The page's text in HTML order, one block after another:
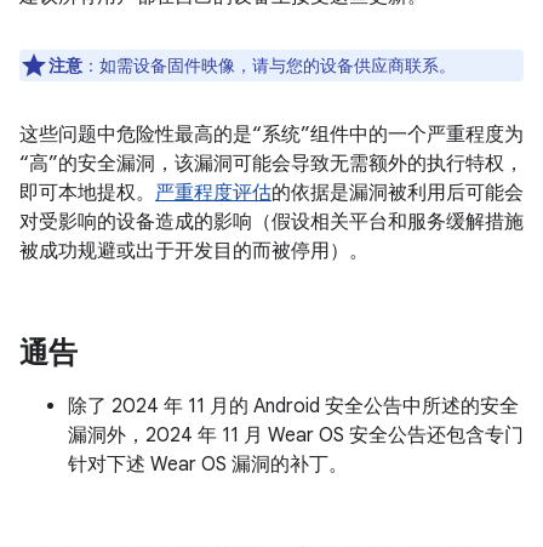
注意 ：如需设备固件映像，请与您的设备供应商联系。
这些问题中危险性最高的是“系统”组件中的一个严重程度为
“高”的安全漏洞，该漏洞可能会导致无需额外的执行特权，
即可本地提权。 严重程度评估的依据是漏洞被利用后可能会
对受影响的设备造成的影响（假设相关平台和服务缓解措施
被成功规避或出于开发目的而被停用）。
通告
除了 2024 年 11 月的 Android 安全公告中所述的安全
漏洞外，2024 年 11 月 Wear OS 安全公告还包含专门
针对下述 Wear OS 漏洞的补丁。